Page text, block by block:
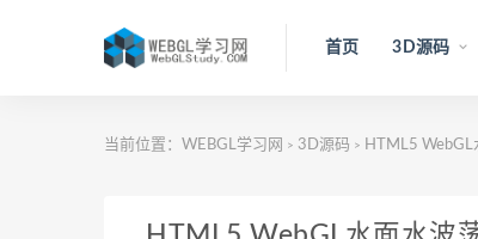
首页 3D源码
当前位置： WEBGL学习网 > 3D源码 > HTML5